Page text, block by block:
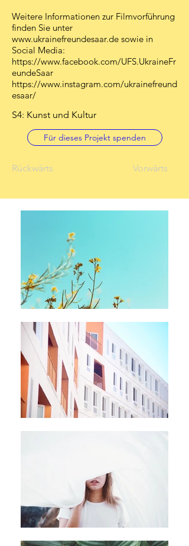
Weitere Informationen zur Filmvorführung
finden Sie unter
www.ukrainefreundesaar.de sowie in
Social Media:
https://www.facebook.com/UFS.UkraineFr
eundeSaar
https://www.instagram.com/ukrainefreund
esaar/
S4: Kunst und Kultur
Für dieses Projekt spenden
Rückwärts Vorwärts